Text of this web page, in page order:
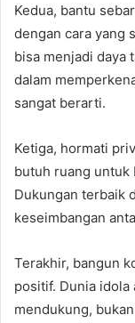
Kedua, bantu
dengan cara yang
bisa menjadi daya
dalam
sangat berarti.
Ketiga, hormati
butuh ruang untuk
Dukungan terbaik
keseimbangan
Terakhir, bangun
positif. Dunia
mendukung,